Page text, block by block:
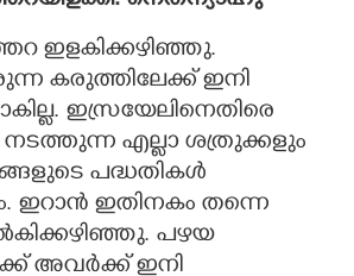
ഇളകിക്കഴിഞ്ഞു.
കരുത്തിലേക്ക് ഇനി
ഇസ്രയേലിനെതിരെ
എല്ലാ ശത്രുക്കളും
പദ്ധതികൾ
ഇറാൻ ഇതിനകം തന്നെ
പഴയ
അവർ‌ക്ക് ഇനി